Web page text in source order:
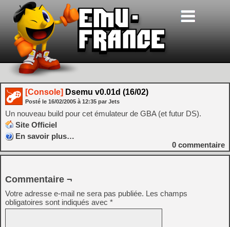
[Console] Dsemu v0.01d (16/02)
Posté le 16/02/2005 à 12:35 par Jets
Un nouveau build pour cet émulateur de GBA (et futur DS).
Site Officiel
En savoir plus…
0 commentaire
Commentaire ¬
Votre adresse e-mail ne sera pas publiée. Les champs
obligatoires sont indiqués avec *